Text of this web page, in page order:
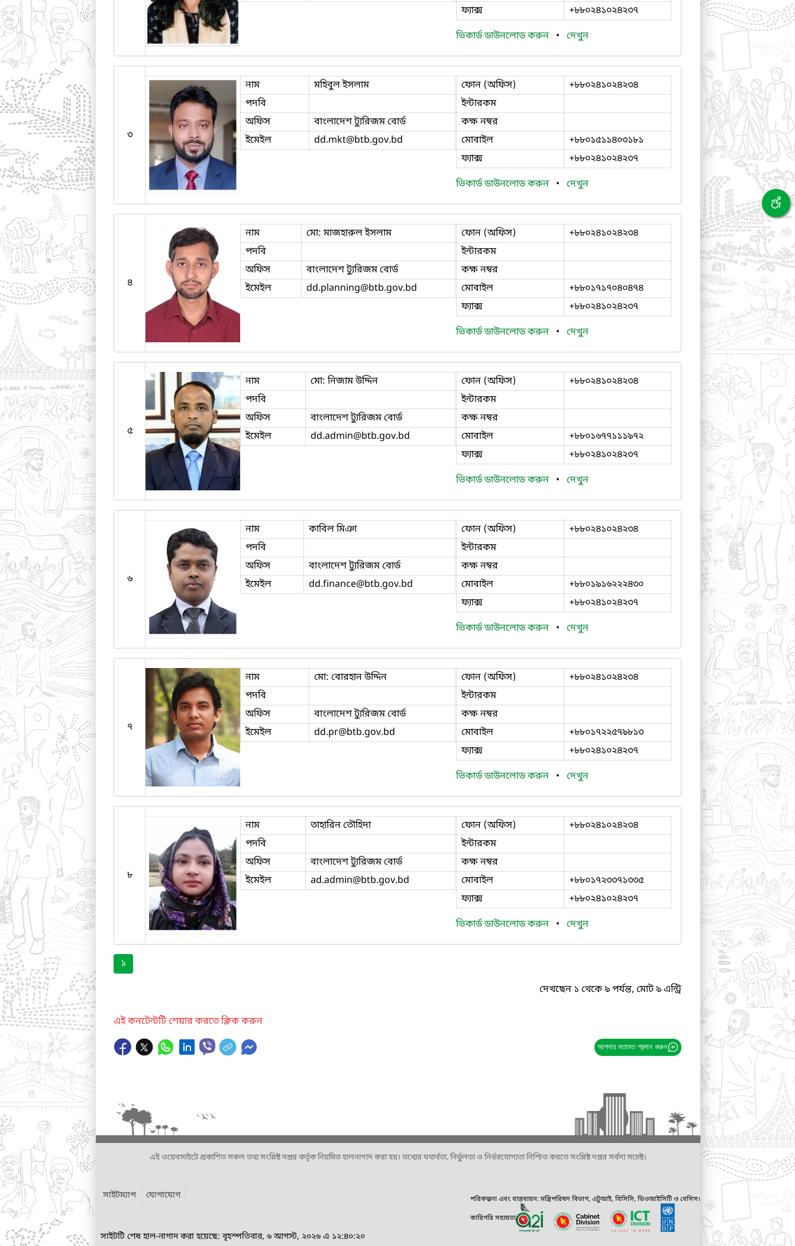
ফ্যাক্স
+৮৮০২৪১০২৪২৩৭
ভিকার্ড ডাউনলোড করুন • দেখুন
৩
নাম
মহিবুল ইসলাম
পদবি
অফিস
বাংলাদেশ ট্যুরিজম বোর্ড
ইমেইল
dd.mkt@btb.gov.bd
ফোন (অফিস)
+৮৮০২৪১০২৪২৩৪
ইন্টারকম
কক্ষ নম্বর
মোবাইল
+৮৮০১৫১১৪০৩১৮১
ফ্যাক্স
+৮৮০২৪১০২৪২৩৭
ভিকার্ড ডাউনলোড করুন • দেখুন
৪
নাম
মো: মাজহারুল ইসলাম
পদবি
অফিস
বাংলাদেশ ট্যুরিজম বোর্ড
ইমেইল
dd.planning@btb.gov.bd
ফোন (অফিস)
+৮৮০২৪১০২৪২৩৪
ইন্টারকম
কক্ষ নম্বর
মোবাইল
+৮৮০১৭১৭০৪০৪৭৪
ফ্যাক্স
+৮৮০২৪১০২৪২৩৭
ভিকার্ড ডাউনলোড করুন • দেখুন
৫
নাম
মো: নিজাম উদ্দিন
পদবি
অফিস
বাংলাদেশ ট্যুরিজম বোর্ড
ইমেইল
dd.admin@btb.gov.bd
ফোন (অফিস)
+৮৮০২৪১০২৪২৩৪
ইন্টারকম
কক্ষ নম্বর
মোবাইল
+৮৮০১৬৭৭১১১৯৭২
ফ্যাক্স
+৮৮০২৪১০২৪২৩৭
ভিকার্ড ডাউনলোড করুন • দেখুন
৬
নাম
কাবিল মিঞা
পদবি
অফিস
বাংলাদেশ ট্যুরিজম বোর্ড
ইমেইল
dd.finance@btb.gov.bd
ফোন (অফিস)
+৮৮০২৪১০২৪২৩৪
ইন্টারকম
কক্ষ নম্বর
মোবাইল
+৮৮০১৯১৬২২২৪৩০
ফ্যাক্স
+৮৮০২৪১০২৪২৩৭
ভিকার্ড ডাউনলোড করুন • দেখুন
৭
নাম
মো: বোরহান উদ্দিন
পদবি
অফিস
বাংলাদেশ ট্যুরিজম বোর্ড
ইমেইল
dd.pr@btb.gov.bd
ফোন (অফিস)
+৮৮০২৪১০২৪২৩৪
ইন্টারকম
কক্ষ নম্বর
মোবাইল
+৮৮০১৭২২৫৭৯৮১৩
ফ্যাক্স
+৮৮০২৪১০২৪২৩৭
ভিকার্ড ডাউনলোড করুন • দেখুন
৮
নাম
তাহারিন তৌহিদা
পদবি
অফিস
বাংলাদেশ ট্যুরিজম বোর্ড
ইমেইল
ad.admin@btb.gov.bd
ফোন (অফিস)
+৮৮০২৪১০২৪২৩৪
ইন্টারকম
কক্ষ নম্বর
মোবাইল
+৮৮০১৭২৩৩৭১৩৩৫
ফ্যাক্স
+৮৮০২৪১০২৪২৩৭
ভিকার্ড ডাউনলোড করুন • দেখুন
১
দেখছেন ১ থেকে ৯ পর্যন্ত, মোট ৯ এন্ট্রি
এই কনটেন্টটি শেয়ার করতে ক্লিক করুন
আপনার মতামত প্রদান করুন
এই ওয়েবসাইটে প্রকাশিত সকল তথ্য সংশ্লিষ্ট দপ্তর কর্তৃক নিয়মিত হালনাগাদ করা হয়। তথ্যের যথার্থতা, নির্ভুলতা ও নির্ভরযোগ্যতা নিশ্চিত করতে সংশ্লিষ্ট দপ্তর সর্বদা সচেষ্ট।
সাইটম্যাপ যোগাযোগ
সাইটটি শেষ হাল-নাগাদ করা হয়েছে: বৃহস্পতিবার, ৬ আগস্ট, ২০২৬ এ ১২:৪০:২০
পরিকল্পনা এবং বাস্তবায়ন: মন্ত্রিপরিষদ বিভাগ, এটুআই, বিসিসি, ডিওআইসিটি ও বেসিস।
কারিগরি সহায়তা